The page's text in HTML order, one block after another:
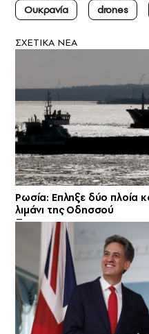
Ουκρανία
drones
ΣXETIKA NEA
Ρωσία: Eπληξε δύο πλοία
λιμάνι της Οδησσού